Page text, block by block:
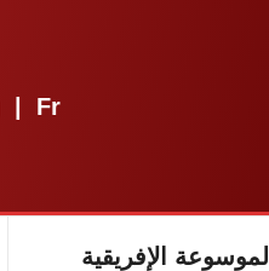
| Fr
الموسوعة الإفريقية